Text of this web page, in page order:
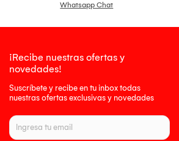
Whatsapp Chat
¡Recibe nuestras ofertas y
novedades!
Suscríbete y recibe en tu inbox todas
nuestras ofertas exclusivas y novedades